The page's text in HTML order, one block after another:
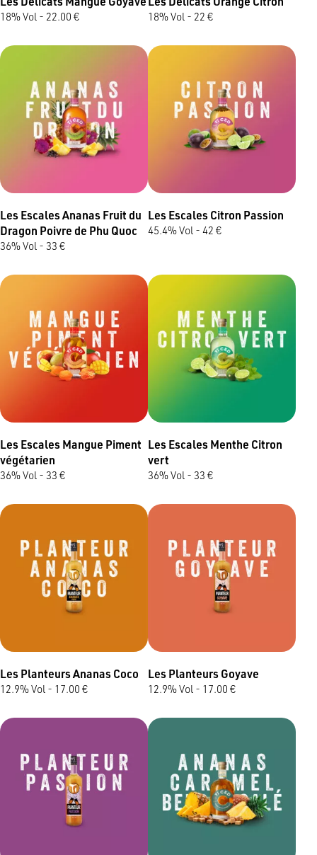
18% Vol - 22.00 € 18% Vol - 22 €
Les Escales Ananas Fruit du
Dragon Poivre de Phu Quoc
36% Vol - 33 €
Les Escales Citron Passion
45.4% Vol - 42 €
Les Escales Mangue Piment
végétarien
36% Vol - 33 €
Les Escales Menthe Citron
vert
36% Vol - 33 €
Les Planteurs Ananas Coco
12.9% Vol - 17.00 €
Les Planteurs Goyave
12.9% Vol - 17.00 €